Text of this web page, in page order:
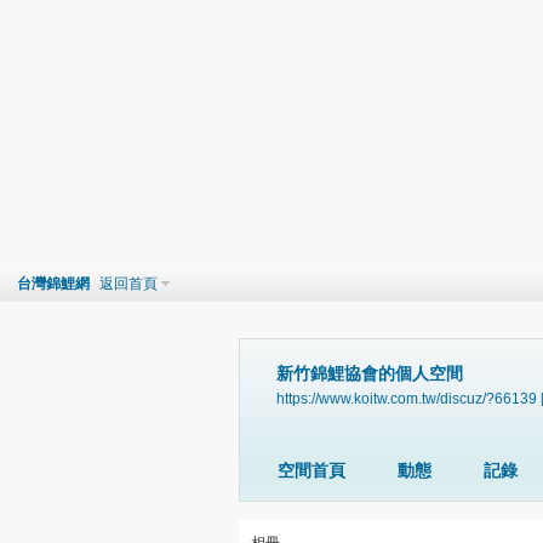
台灣錦鯉網 返回首頁
新竹錦鯉協會的個人空間
https://www.koitw.com.tw/discuz/?66139
空間首頁 動態 記錄